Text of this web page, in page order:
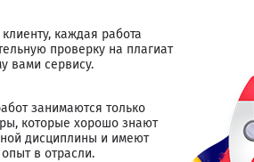
каждая работа
проверку на плагиат
вами сервису.
занимаются только
которые хорошо знают
дисциплины и имеют
в отрасли.